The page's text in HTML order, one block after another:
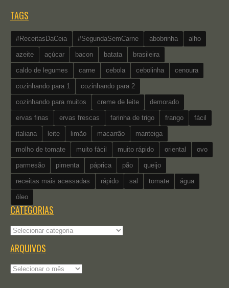
TAGS
#ReceitasDaCeia #SegundaSemCarne abobrinha alho
azeite açúcar bacon batata brasileira
caldo de legumes carne cebola cebolinha cenoura
cozinhando para 1 cozinhando para 2
cozinhando para muitos creme de leite demorado
ervas finas ervas frescas farinha de trigo frango fácil
italiana leite limão macarrão manteiga
molho de tomate muito fácil muito rápido oriental ovo
parmesão pimenta páprica pão queijo
receitas mais acessadas rápido sal tomate água
óleo
CATEGORIAS
Categorias
ARQUIVOS
Arquivos